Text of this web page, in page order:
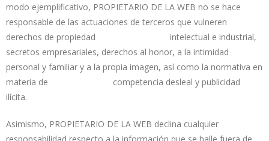
modo ejemplificativo, PROPIETARIO DE LA WEB no se hace
responsable de las actuaciones de terceros que vulneren
derechos de propiedad intelectual e industrial,
secretos empresariales, derechos al honor, a la intimidad
personal y familiar y a la propia imagen, así como la normativa en
materia de competencia desleal y publicidad
ilícita.
Asimismo, PROPIETARIO DE LA WEB declina cualquier